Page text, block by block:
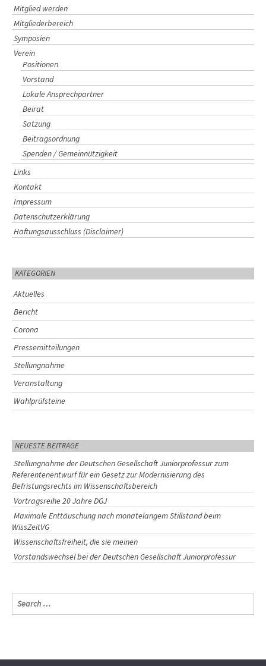
Mitglied werden
Mitgliederbereich
Symposien
Verein
Positionen
Vorstand
Lokale Ansprechpartner
Beirat
Satzung
Beitragsordnung
Spenden / Gemeinnützigkeit
Links
Kontakt
Impressum
Datenschutzerklärung
Haftungsausschluss (Disclaimer)
KATEGORIEN
Aktuelles
Bericht
Corona
Pressemitteilungen
Stellungnahme
Veranstaltung
Wahlprüfsteine
NEUESTE BEITRÄGE
Stellungnahme der Deutschen Gesellschaft Juniorprofessur zum
Referentenentwurf für ein Gesetz zur Modernisierung des
Befristungsrechts im Wissenschaftsbereich
Vortragsreihe 20 Jahre DGJ
Maximale Enttäuschung nach monatelangem Stillstand beim
WissZeitVG
Wissenschaftsfreiheit, die sie meinen
Vorstandswechsel bei der Deutschen Gesellschaft Juniorprofessur